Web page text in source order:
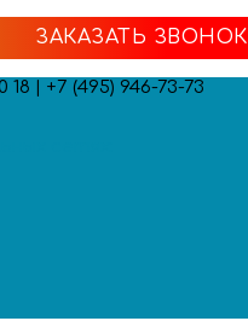
ЗАКАЗАТЬ ЗВОНОК
18 | +7 (495) 946-73-73